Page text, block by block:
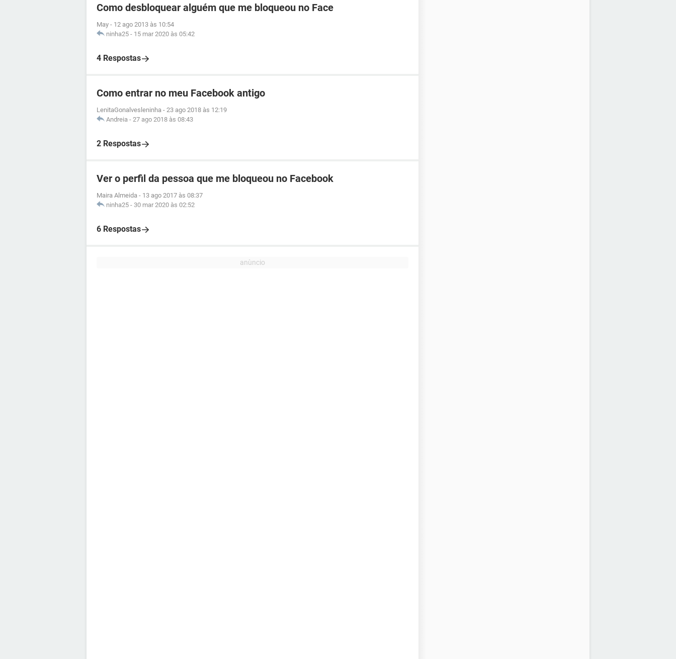
Como desbloquear alguém que me bloqueou no Face
May - 12 ago 2013 às 10:54
ninha25 - 15 mar 2020 às 05:42
4 Respostas
Como entrar no meu Facebook antigo
LenitaGonalvesleninha - 23 ago 2018 às 12:19
Andreia - 27 ago 2018 às 08:43
2 Respostas
Ver o perfil da pessoa que me bloqueou no Facebook
Maira Almeida - 13 ago 2017 às 08:37
ninha25 - 30 mar 2020 às 02:52
6 Respostas